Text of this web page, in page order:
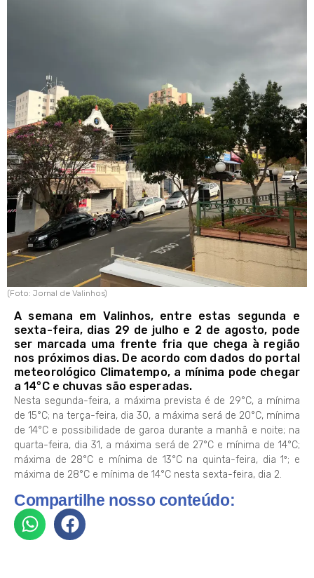
(Foto: Jornal de Valinhos)
A semana em Valinhos, entre estas segunda e
sexta-feira, dias 29 de julho e 2 de agosto, pode
ser marcada uma frente fria que chega à região
nos próximos dias. De acordo com dados do portal
meteorológico Climatempo, a mínima pode chegar
a 14°C e chuvas são esperadas.
Nesta segunda-feira, a máxima prevista é de 29°C, a mínima
de 15°C; na terça-feira, dia 30, a máxima será de 20°C, mínima
de 14°C e possibilidade de garoa durante a manhã e noite; na
quarta-feira, dia 31, a máxima será de 27°C e mínima de 14°C;
máxima de 28°C e mínima de 13°C na quinta-feira, dia 1º; e
máxima de 28°C e mínima de 14°C nesta sexta-feira, dia 2.
Compartilhe nosso conteúdo: